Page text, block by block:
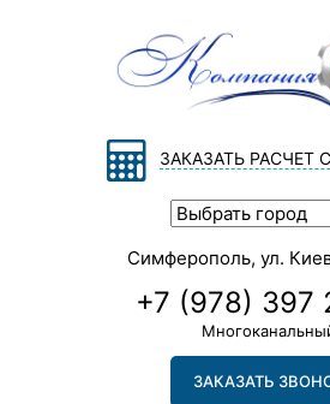
ЗАКАЗАТЬ РАСЧЕТ
Симферополь, ул.
+7 (978) 397
ЗАКАЗАТЬ